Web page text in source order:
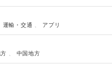
運輸・交通 アプリ
中国地方